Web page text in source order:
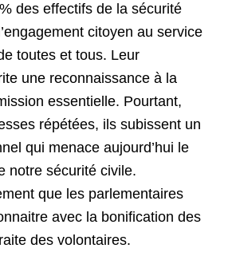
des effectifs de la sécurité
citoyen au service
toutes et tous. Leur
une reconnaissance à la
essentielle. Pourtant,
répétées, ils subissent un
qui menace aujourd’hui le
notre sécurité civile.
que les parlementaires
avec la bonification des
des volontaires.